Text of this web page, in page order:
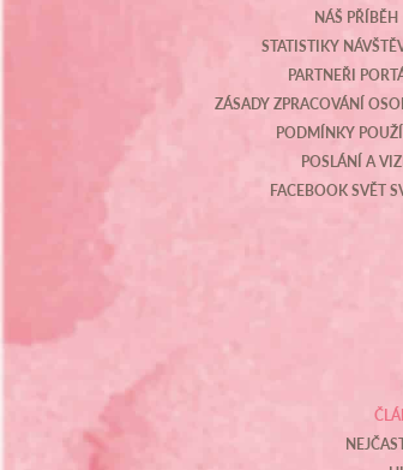
NÁŠ PŘÍBĚH
STATISTIKY
PARTNEŘI
ZÁSADY ZPRACOVÁNÍ
PODMÍNKY
POSLÁNÍ A
FACEBOOK SVĚT